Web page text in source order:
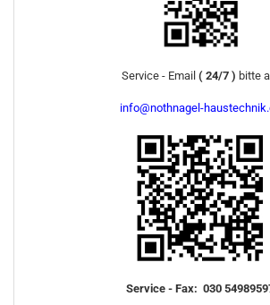
Service - Email ( 24/7 ) bitte
info@nothnagel-
Service - Fax: 030